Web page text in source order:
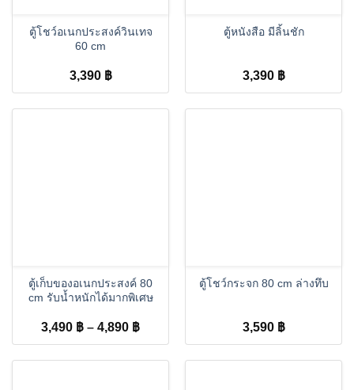
ตู้โชว์อเนกประสงค์วินเทจ
60 cm
3,390 ฿
ตู้หนังสือ มีลิ้นชัก
3,390 ฿
ตู้เก็บของอเนกประสงค์ 80
cm รับน้ำหนักได้มากพิเศษ
3,490 ฿ – 4,890 ฿Price
range:
ตู้โชว์กระจก 80 cm ล่างทึบ
3,590 ฿